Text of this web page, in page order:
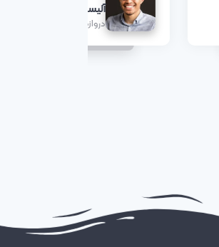
آلیسو بکر
دروازه بان لیورپول